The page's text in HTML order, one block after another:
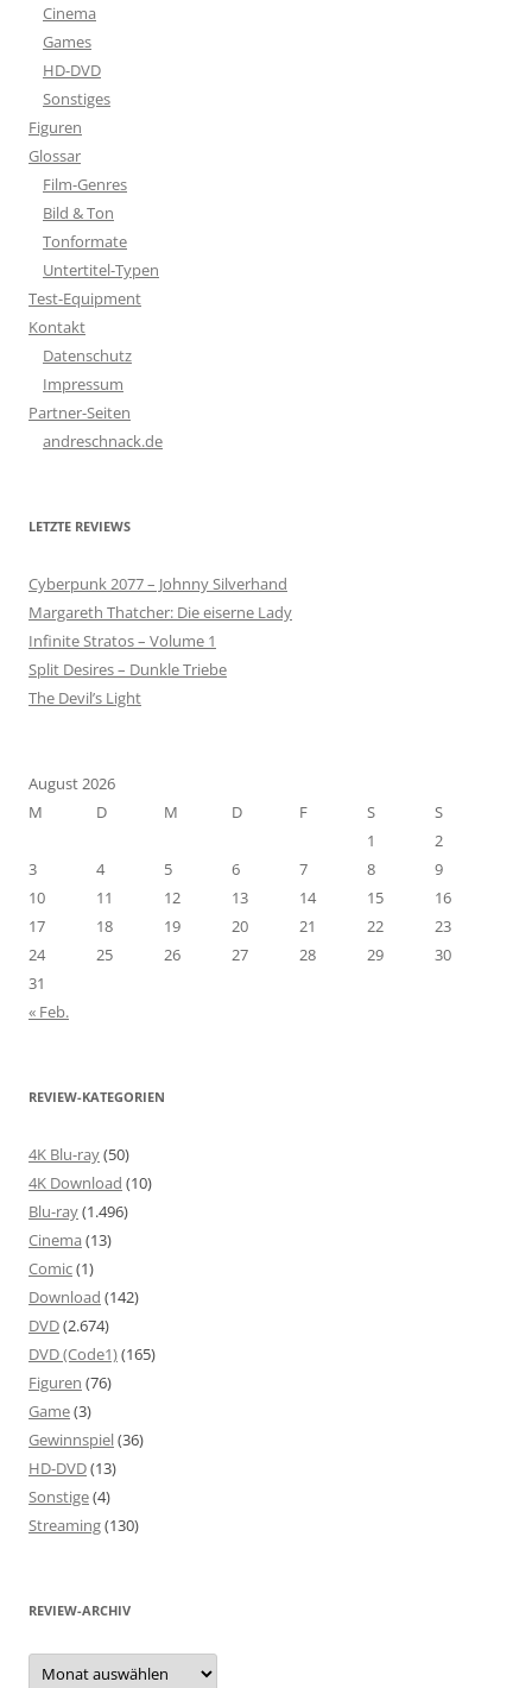
Cinema
Games
HD-DVD
Sonstiges
Figuren
Glossar
Film-Genres
Bild & Ton
Tonformate
Untertitel-Typen
Test-Equipment
Kontakt
Datenschutz
Impressum
Partner-Seiten
andreschnack.de
LETZTE REVIEWS
Cyberpunk 2077 – Johnny Silverhand
Margareth Thatcher: Die eiserne Lady
Infinite Stratos – Volume 1
Split Desires – Dunkle Triebe
The Devil’s Light
August 2026
M
D M D F S
S
1
2
3
4 5 6 7 8
9
10
11 12 13 14 15
16
17
18 19 20 21 22
23
24
25 26 27 28 29
30
31
« Feb.
REVIEW-KATEGORIEN
4K Blu-ray(50)
4K Download (10)
Blu-ray(1.496)
Cinema (13)
Comic(1)
Download (142)
DVD(2.674)
DVD (Code1)(165)
Figuren (76)
Game(3)
Gewinnspiel(36)
HD-DVD(13)
Sonstige(4)
Streaming(130)
REVIEW-ARCHIV
Review-
Archiv